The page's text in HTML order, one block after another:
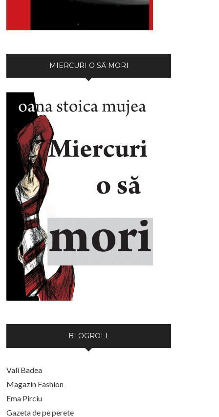
MIERCURI O SĂ MORI
BLOGROLL
Vali Badea
Magazin Fashion
Ema Pirciu
Gazeta de pe perete